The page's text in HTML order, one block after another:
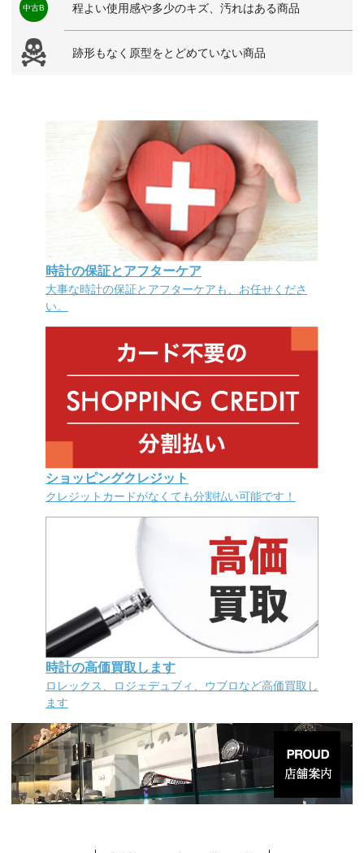
中古B 程よい使用感や多少のキズ、汚れはある商品
跡形もなく原型をとどめていない商品
時計の保証とアフターケア
大事な時計の保証とアフターケアも、お任せくださ
い。
ショッピングクレジット
クレジットカードがなくても分割払い可能です！
時計の高価買取します
ロレックス、ロジェデュブィ、ウブロなど高価買取し
ます